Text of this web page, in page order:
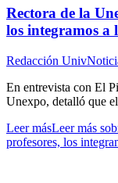
Rectora de la
los integramos a
Redacción
En entrevista con El
Unexpo, detalló que
Leer másLeer más
profesores, los